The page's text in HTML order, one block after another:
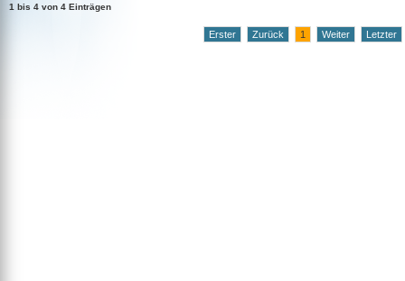
1 bis 4 von 4 Einträgen
Erster Zurück 1 Weiter Letzter